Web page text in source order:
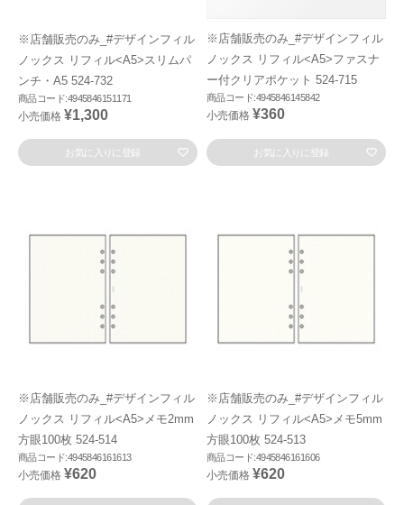
※店舗販売のみ_#デザインフィル
ノックス リフィル<A5>スリムパ
ンチ・A5 524-732
商品コード:4945846151171
小売価格 ¥1,300
お気に入りに登録
※店舗販売のみ_#デザインフィル
ノックス リフィル<A5>ファスナ
ー付クリアポケット 524-715
商品コード:4945846145842
小売価格 ¥360
お気に入りに登録
※店舗販売のみ_#デザインフィル
ノックス リフィル<A5>メモ2mm
方眼100枚 524-514
商品コード:4945846161613
小売価格 ¥620
※店舗販売のみ_#デザインフィル
ノックス リフィル<A5>メモ5mm
方眼100枚 524-513
商品コード:4945846161606
小売価格 ¥620